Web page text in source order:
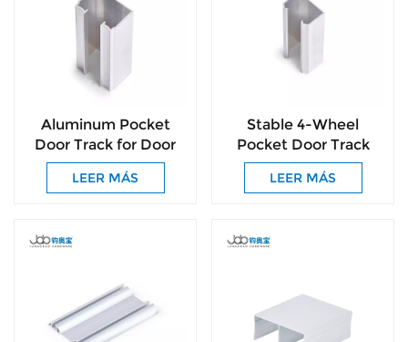
Aluminum Pocket
Door Track for Door
Standardized Pocket
Door Track System
LEER MÁS
Stable 4-Wheel
Pocket Door Track
Anti-Sway & Anti-
Derail Hidden Sliding
LEER MÁS